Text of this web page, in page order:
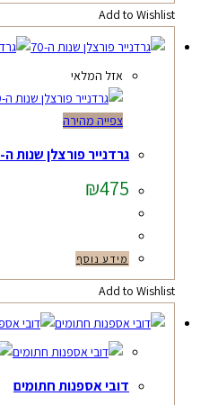
Add to Wishlist
אזל המלאי
צפייה מהירה
גרדנייר פורצלן שנות ה-70
₪475
מידע נוסף
Add to Wishlist
דובי אספנות חתומים